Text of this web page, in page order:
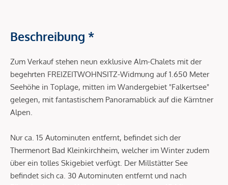
Beschreibung *
Zum Verkauf stehen neun exklusive Alm-Chalets mit der
begehrten FREIZEITWOHNSITZ-Widmung auf 1.650 Meter
Seehöhe in Toplage, mitten im Wandergebiet "Falkertsee"
gelegen, mit fantastischem Panoramablick auf die Kärntner
Alpen.
Nur ca. 15 Autominuten entfernt, befindet sich der
Thermenort Bad Kleinkirchheim, welcher im Winter zudem
über ein tolles Skigebiet verfügt. Der Millstätter See
befindet sich ca. 30 Autominuten entfernt und nach